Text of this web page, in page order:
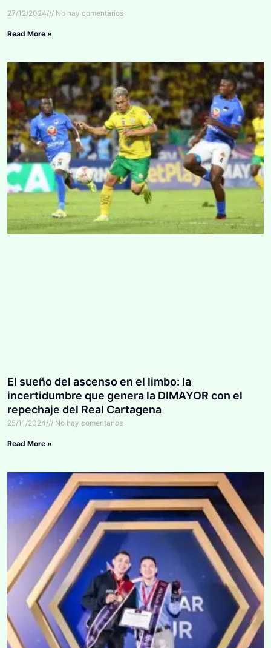
27/12/2024 No hay comentarios
Read More »
El sueño del ascenso en el limbo: la
incertidumbre que genera la DIMAYOR con el
repechaje del Real Cartagena
25/11/2024 No hay comentarios
Read More »